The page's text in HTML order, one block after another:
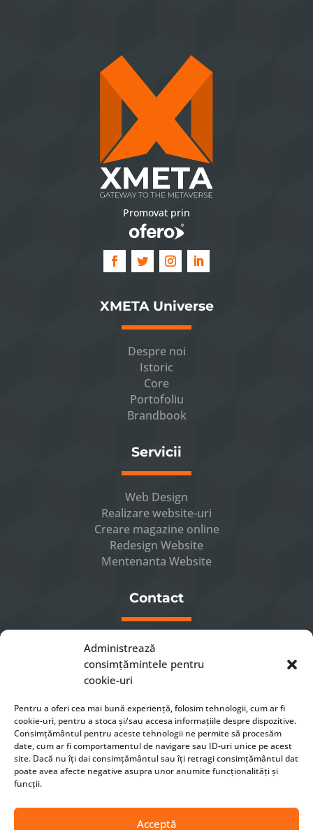
Administrează
consimțămintele pentru
cookie-uri
Pentru a oferi cea mai bună experiență, folosim tehnologii, cum ar fi
cookie-uri, pentru a stoca și/sau accesa informațiile despre dispozitive.
Consimțământul pentru aceste tehnologii ne permite să procesăm
date, cum ar fi comportamentul de navigare sau ID-uri unice pe acest
site. Dacă nu îți dai consimțământul sau îți retragi consimțământul dat
poate avea afecte negative asupra unor anumite funcționalități și
funcții.
Acceptă
Promovat prin
XMETA Universe
Despre noi
Istoric
Core
Portofoliu
Brandbook
Servicii
Web Design
Realizare website-uri
Creare magazine online
Redesign Website
Mentenanta Website
Contact
 Luni – Vineri 8 – 16
 0741232863
 office[at]xmeta.ro
CONTACTEAZA-NE